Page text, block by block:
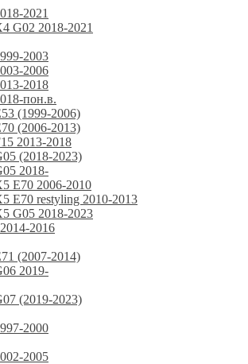
2021
G02 2018-2021
2003
2006
2018
пон.в.
(1999-2006)
(2006-2013)
2013-2018
(2018-2023)
2018-
E70 2006-2010
E70 restyling 2010-2013
G05 2018-2023
2016
(2007-2014)
2019-
(2019-2023)
2000
2005